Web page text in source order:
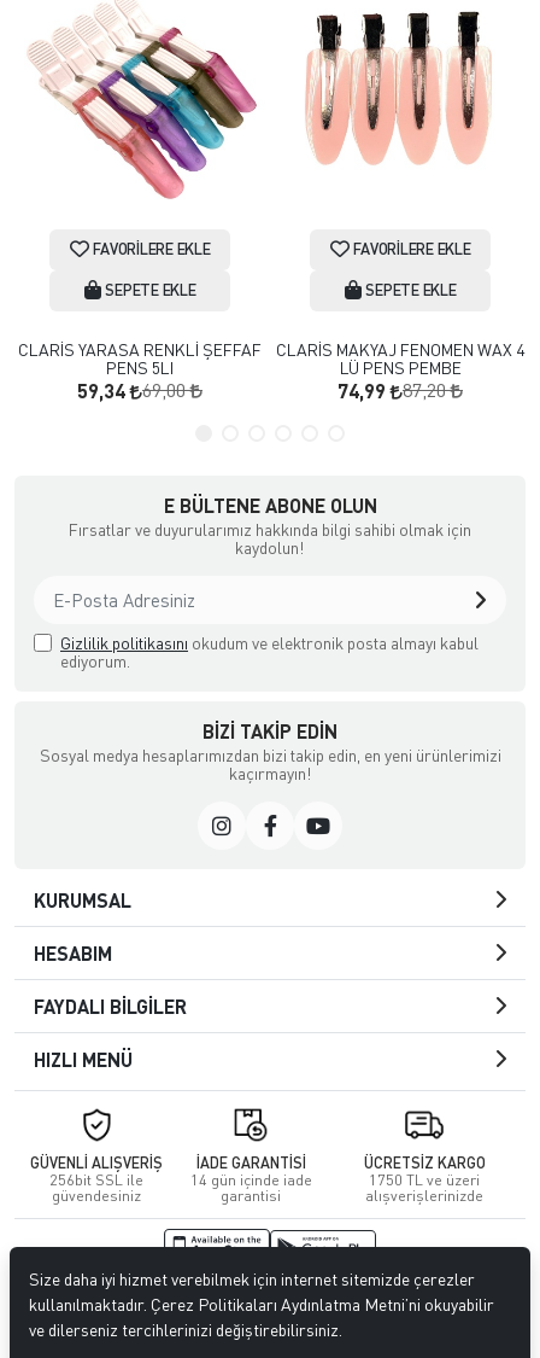
FAVORILERE EKLE
SEPETE EKLE
CLARİS YARASA RENKLİ ŞEFFAF
PENS 5LI
59,34 69,00
FAVORILERE EKLE
SEPETE EKLE
CLARİS MAKYAJ FENOMEN WAX 4
LÜ PENS PEMBE
74,99 87,20
E BÜLTENE ABONE OLUN
Fırsatlar ve duyurularımız hakkında bilgi sahibi olmak için
kaydolun!
Gizlilik politikasını okudum ve elektronik posta almayı kabul
ediyorum.
BIZI TAKIP EDIN
Sosyal medya hesaplarımızdan bizi takip edin, en yeni ürünlerimizi
kaçırmayın!
KURUMSAL
HESABIM
FAYDALI BİLGİLER
HIZLI MENÜ
GÜVENLİ ALIŞVERİŞ
256bit SSL ile
güvendesiniz
İADE GARANTİSİ
14 gün içinde iade
garantisi
ÜCRETSİZ KARGO
1750 TL ve üzeri
alışverişlerinizde
© 2026Kuafördepo. Tüm hakları saklıdır.
Size daha iyi hizmet verebilmek için internet sitemizde çerezler
kullanılmaktadır. Çerez Politikaları Aydınlatma Metni’ni okuyabilir
ve dilerseniz tercihlerinizi değiştirebilirsiniz.